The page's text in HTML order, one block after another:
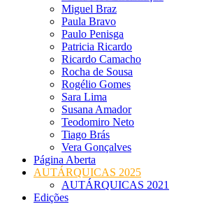
Miguel Braz
Paula Bravo
Paulo Penisga
Patricia Ricardo
Ricardo Camacho
Rocha de Sousa
Rogélio Gomes
Sara Lima
Susana Amador
Teodomiro Neto
Tiago Brás
Vera Gonçalves
Página Aberta
AUTÁRQUICAS 2025
AUTÁRQUICAS 2021
Edições